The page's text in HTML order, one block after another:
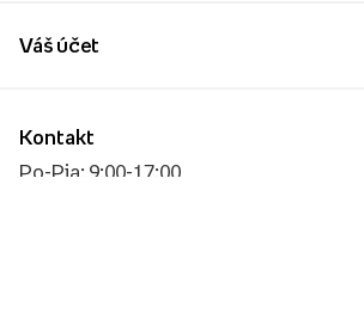
Kontakt
Po-Pia: 9:00-17:00
Váš účet